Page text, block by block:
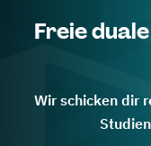
Freie
Wir schicken dir